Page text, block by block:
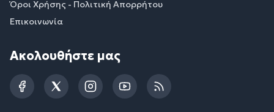
Όροι Χρήσης - Πολιτική Απορρήτου
Επικοινωνία
Ακολουθήστε μας
FacebookTwitterInstagramYouTubeRSS